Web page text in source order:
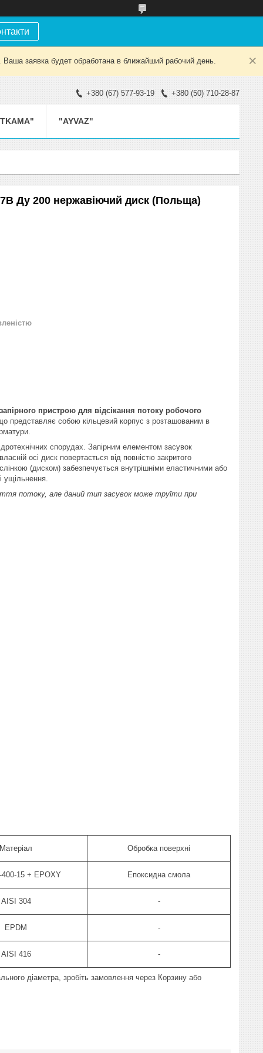
заявка будет обработана в ближайший рабочий день.
+380 (67) 577-93-19 +380 (50) 710-28-87
"AYVAZ"
Ду 200 нержавіючий диск (Польща)
пристрою для відсікання потоку робочого
представляє собою кільцевий корпус з розташованим в
спорудах. Запірним елементом засувок
осі диск повертається від повністю закритого
(диском) забезпечується внутрішніми еластичними або
потоку, але даний тип засувок може труїти при
Матеріал Обробка поверхні
400-15 + EPOXY Епоксидна смола
AISI 304 -
EPDM -
AISI 416 -
діаметра, зробіть замовлення через Корзину або